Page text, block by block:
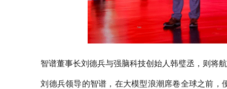
智谱董事长刘德兵与强脑科技创始人韩璧丞，则
刘德兵领导的智谱，在大模型浪潮席卷全球之前，